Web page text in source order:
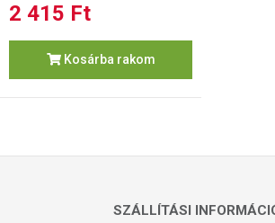
2 415 Ft
Kosárba rakom
SZÁLLÍTÁSI